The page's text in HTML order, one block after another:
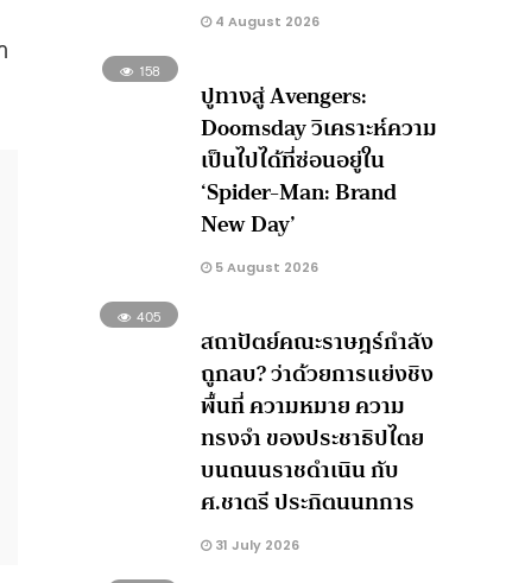
4 August 2026
158
ปูทางสู่ Avengers:
Doomsday วิเคราะห์ความ
เป็นไปได้ที่ซ่อนอยู่ใน
‘Spider-Man: Brand
New Day’
5 August 2026
405
สถาปัตย์คณะราษฎร์กำลัง
ถูกลบ? ว่าด้วยการแย่งชิง
พื้นที่ ความหมาย ความ
ทรงจำ ของประชาธิปไตย
บนถนนราชดำเนิน กับ
ศ.ชาตรี ประกิตนนทการ
31 July 2026